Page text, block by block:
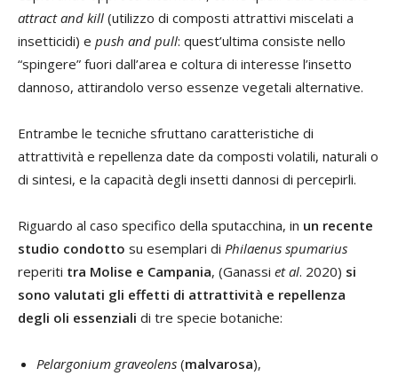
attract and kill (utilizzo di composti attrattivi miscelati a
insetticidi) e push and pull: quest’ultima consiste nello
“spingere” fuori dall’area e coltura di interesse l’insetto
dannoso, attirandolo verso essenze vegetali alternative.
Entrambe le tecniche sfruttano caratteristiche di
attrattività e repellenza date da composti volatili, naturali o
di sintesi, e la capacità degli insetti dannosi di percepirli.
Riguardo al caso specifico della sputacchina, in un recente
studio condotto su esemplari di Philaenus spumarius
reperiti tra Molise e Campania, (Ganassi et al. 2020) si
sono valutati gli effetti di attrattività e repellenza
degli oli essenziali di tre specie botaniche:
Pelargonium graveolens (malvarosa),